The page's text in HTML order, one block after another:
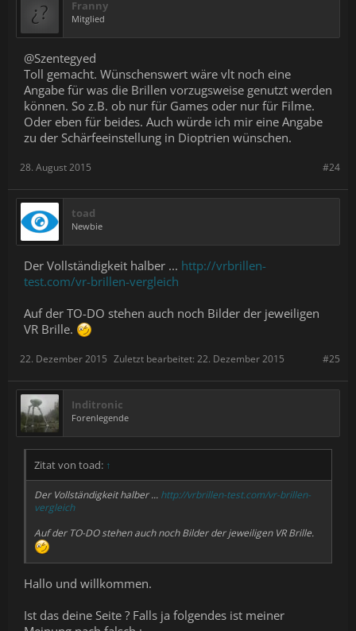
Franny
Mitglied
@Szentegyed
Toll gemacht. Wünschenswert wäre vlt noch eine
Angabe für was die Brillen vorzugsweise genutzt werden
können. So z.B. ob nur für Games oder nur für Filme.
Oder eben für beides. Auch würde ich mir eine Angabe
zu der Schärfeeinstellung in Dioptrien wünschen.
#24
28. August 2015
toad
Newbie
Der Vollständigkeit halber ... http://vrbrillen-
test.com/vr-brillen-vergleich
Auf der TO-DO stehen auch noch Bilder der jeweiligen
VR Brille.
#25
22. Dezember 2015 Zuletzt bearbeitet: 22. Dezember 2015
Inditronic
Forenlegende
Zitat von toad: ↑
Der Vollständigkeit halber ... http://vrbrillen-test.com/vr-brillen-
vergleich
Auf der TO-DO stehen auch noch Bilder der jeweiligen VR Brille.
Hallo und willkommen.
Ist das deine Seite ? Falls ja folgendes ist meiner